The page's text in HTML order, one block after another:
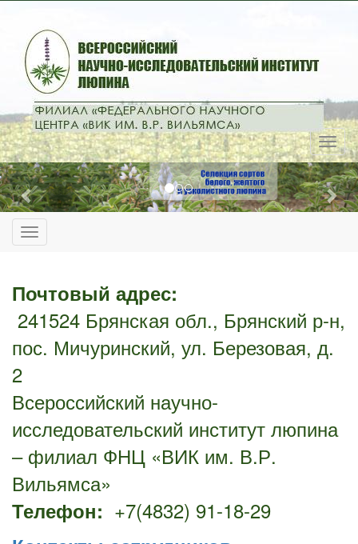
Previous
Почтовый адрес:
241524 Брянская обл., Брянский р-н,
пос. Мичуринский, ул. Березовая, д.
2
Всероссийский научно-
исследовательский институт люпина
– филиал ФНЦ «ВИК им. В.Р.
Вильямса»
Телефон: +7(4832) 91-18-29